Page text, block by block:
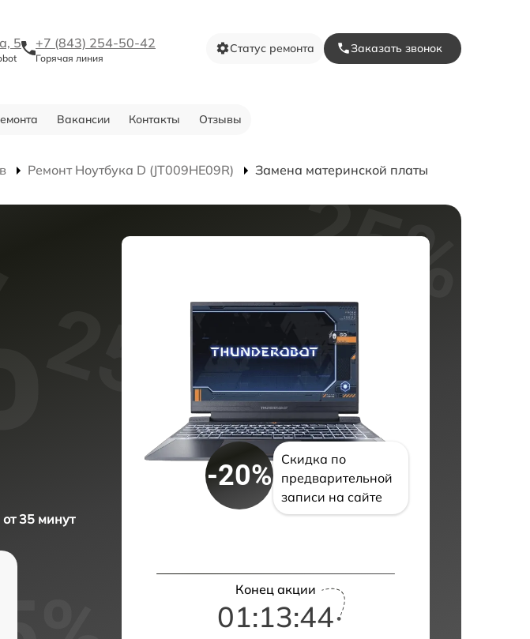
5 +7 (843) 254-50-42
Горячая линия
Статус ремонта Заказать звонок
Вакансии Контакты Отзывы
Ремонт Ноутбука D (JT009HE09R) Замена материнской платы
35 минут
-20%
Скидка по
предварительной
записи на сайте
Конец акции
01:13:43